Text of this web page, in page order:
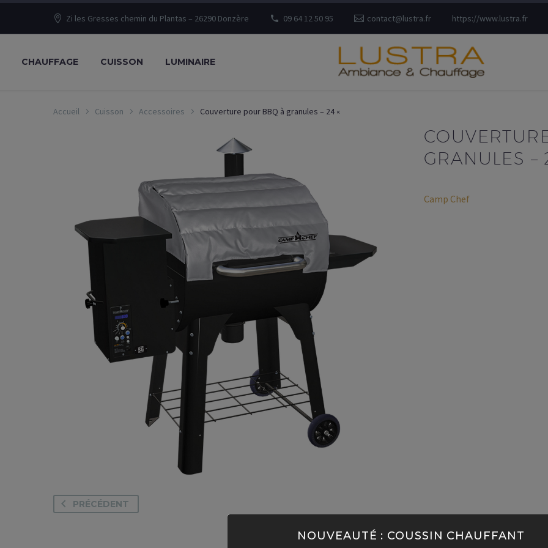
Zi les Gresses chemin du Plantas – 26290 Donzère 09 64 12 50 95 contact@lustra.fr https://www.lustra.fr
CHAUFFAGE CUISSON LUMINAIRE
Accueil Cuisson Accessoires Couverture pour BBQ à granules – 24 «
GRANULES –
Camp Chef
PRÉCÉDENT
NOUVEAUTÉ : COUSSIN CHAUFFANT